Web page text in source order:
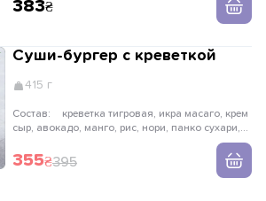
383
Суши-бургер с креветкой
415 г
Состав:
сыр, авокадо, манго, рис, нори, панко сухари,
355 395